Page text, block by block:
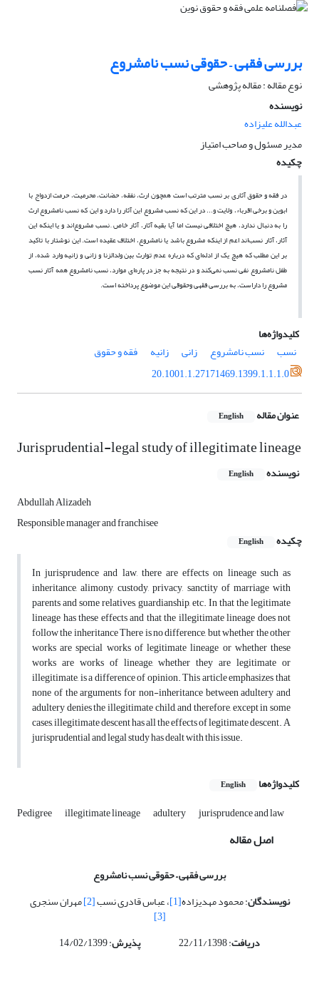
بررسی فقهی – حقوقی نسب نامشروع
نوع مقاله : مقاله پژوهشی
نویسنده
عبدالله علیزاده
مدیر مسئول و صاحب امتیاز
چکیده
در فقه و حقوق آثاری بر نسب مترتب است همچون ارث، نفقه، حضانت، محرمیت، حرمت ازدواج با
ابوین و برخی اقرباء، ولایت و... در این که نسب مشروع این آثار را دارد و این که نسب نامشروع ارث
را به دنبال ندارد، هیچ اختلافی نیست اما آیا بقیه آثار، آثار خاص ِ نسب مشروع‌اند و یا اینکه این
آثار، آثار نسب‌اند اعم از اینکه مشروع باشد یا نامشروع، اختلاف عقیده است. این نوشتار با تاکید
بر این مطلب که هیچ یک از ادله‌ای که درباره عدم توارث بین ولدالزنا و زانی و زانیه وارد شده، از
طفل نامشروع نفی نسب نمی‌کند و در نتیجه به جز در پاره‌ای موارد، نسب نامشروع همه آثار نسب
مشروع را داراست، به بررسی فقهی وحقوقی این موضوع پرداخته است.
کلیدواژه‌ها
نسب
نسب نامشروع زانی زانیه
فقه و حقوق
20.1001.1.27171469.1399.1.1.1.0
عنوان مقاله English
Jurisprudential-legal study of illegitimate lineage
نویسنده English
Abdullah Alizadeh
Responsible manager and franchisee
چکیده
English
In jurisprudence and law, there are effects on lineage such as
inheritance, alimony, custody, privacy, sanctity of marriage with
parents and some relatives, guardianship, etc. In that the legitimate
lineage has these effects and that the illegitimate lineage does not
follow the inheritance There is no difference, but whether the other
works are special works of legitimate lineage or whether these
works are works of lineage, whether they are legitimate or
illegitimate, is a difference of opinion. This article emphasizes that
none of the arguments for non-inheritance between adultery and
adultery denies the illegitimate child, and therefore, except in some
cases, illegitimate descent has all the effects of legitimate descent. A
jurisprudential and legal study has dealt with this issue.
کلیدواژه‌ها English
Pedigree illegitimate lineage adultery jurisprudence and law
اصل مقاله
بررسی فقهی–حقوقی نسب نامشروع
نویسندگان: محمود مهدیزاده[1] ، عباس قادری نسب[2] مهران سنجری
[3]
دریافت: 22/11/1398 پذیرش: 14/02/1399